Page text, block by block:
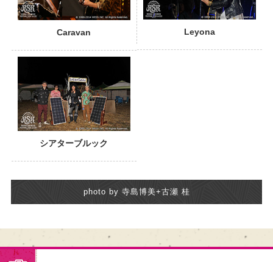
Caravan Leyona
シアターブルック
photo by 寺島博美+古瀬 桂